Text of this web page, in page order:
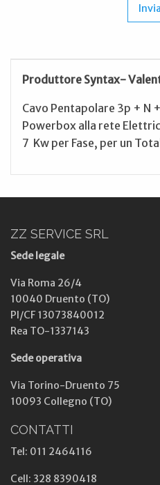
Produttore Syntax-
Cavo Pentapolare 3p + N
Powerbox alla rete
7 Kw per Fase, per un
ZZ SERVICE SRL
Sede legale
Via Roma 26/4
10040 Druento (TO)
PI/CF 13073840012
Rea TO-1337143
Sede operativa
Via Torino-Druento 75
10093 Collegno (TO)
CONTATTI
Tel: 011 2464116
Cell: 328 8390418